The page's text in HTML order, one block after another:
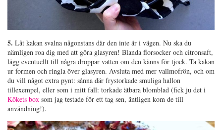
5. Låt kakan svalna någonstans där den inte är i vägen. Nu ska du
nämligen roa dig med att göra glasyren! Blanda florsocker och citronsaft,
lägg eventuellt till några droppar vatten om den känns för tjock. Ta kakan
ur formen och ringla över glasyren. Avsluta med mer vallmofrön, och om
du vill något extra pynt: sånna där frystorkade smuliga hallon
tillexempel, eller som i mitt fall: torkade ätbara blomblad (fick ju det i
Kökets box som jag testade för ett tag sen, äntligen kom de till
användning!).